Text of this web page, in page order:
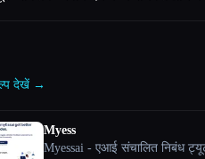
देखें →
Myess
Myessai - एआई संचालित निबंध